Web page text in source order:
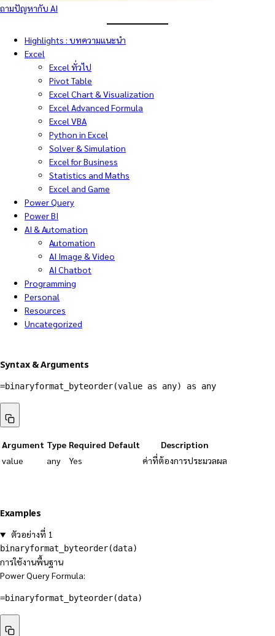
ถามปัญหากับ AI
Highlights : บทความแนะนำ
Excel
Excel ทั่วไป
Pivot Table
Excel Chart & Visualization
Excel Advanced Formula
Excel VBA
Python in Excel
Solver & Simulation
Excel for Business
Statistics and Maths
Excel and Game
Power Query
Power BI
AI & Automation
Automation
AI Image & Video
AI Chatbot
Programming
Personal
Resources
Uncategorized
Syntax & Arguments
=binaryformat_byteorder(value as any) as any
Argument Type Required Default
Description
value
any Yes ค่าที่ต้องการประมวลผล
Examples
ตัวอย่างที่ 1
binaryformat_byteorder(data)
การใช้งานพื้นฐาน
Power Query Formula:
=binaryformat_byteorder(data)